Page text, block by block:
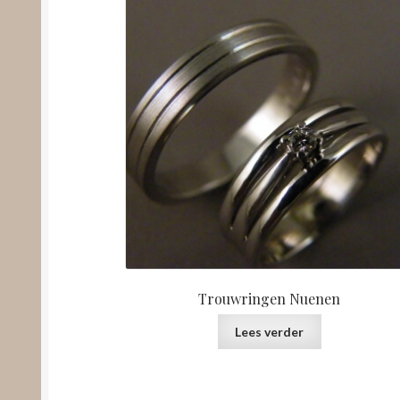
Trouwringen Nuenen
Lees verder